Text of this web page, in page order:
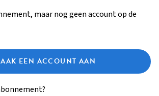
maar nog geen account op de
EEN ACCOUNT AAN